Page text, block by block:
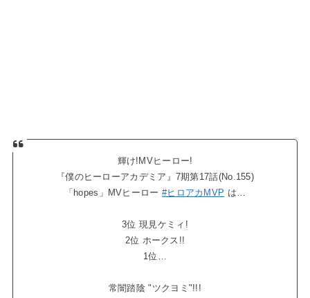
輝け!MVヒーロー!
『僕のヒーローアカデミア』7期第17話(No.155)
「hopes」MVヒーロー #ヒロアカMVP は…
3位 現見ケミィ!
2位 ホークス!!
1位…
常闇踏陰 "ツクヨミ"!!!